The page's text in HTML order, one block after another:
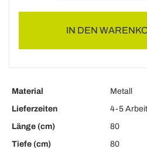
IN DEN
Material
Metall
Lieferzeiten
4-5
Länge (cm)
80
Tiefe (cm)
80